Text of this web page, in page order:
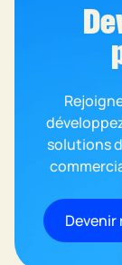
solutions